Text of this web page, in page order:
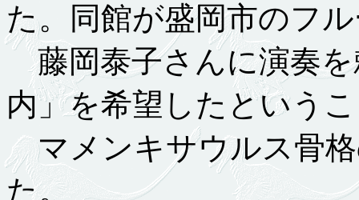
た。同館が盛岡市のフ
藤岡泰子さんに演奏を
内」を希望したという
マメンキサウルス骨格
た。